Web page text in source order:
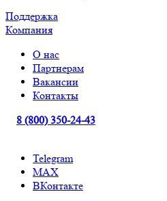
Поддержка
Компания
О нас
Партнерам
Вакансии
Контакты
8 (800) 350-24-43
Telegram
МАХ
ВКонтакте